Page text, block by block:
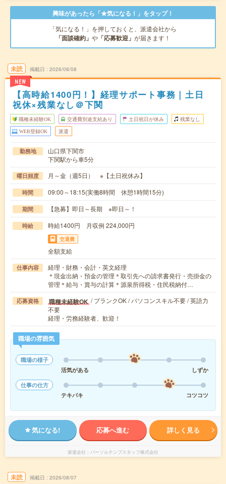
興味があったら「★気になる！」をタップ！
「気になる！」を押しておくと、派遣会社から
「面談確約」 や 「応募歓迎」 が届きます！
未読
NEW
掲載日 2026/08/08
【高時給1400円！】経理サポート事務｜土日
祝休×残業なし＠下関
職種未経験OK 交通費別途支給あり 土日祝日が休み 残業なし
WEB登録OK 派遣
勤務地
山口県下関市
下関駅から車5分
曜日頻度 月～金（週5日） ※【土日祝休み】
時間 09:00～18:15(実働8時間 休憩1時間15分)
期間 【急募】即日～長期 ※即日～！
時給 時給1400円 月収例 224,000円
交通費
全額支給
仕事内容
経理・財務・会計・英文経理
＊現金出納・預金の管理＊取引先への請求書発行・売掛金の
管理＊給与・賞与の計算＊源泉所得税・住民税納付…
応募資格 職種未経験OK / ブランクOK / パソコンスキル不要 / 英語力
不要
経理・労務経験者、歓迎！
職場の雰囲気
職場の様子
活気がある
しずか
仕事の仕方
テキパキ
コツコツ
気になる! 応募へ進む 詳しく見る
派遣会社 パーソルテンプスタッフ株式会社
未読 掲載日 2026/08/07